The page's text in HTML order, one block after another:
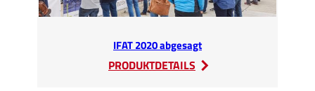
IFAT 2020 abgesagt
PRODUKTDETAILS
: